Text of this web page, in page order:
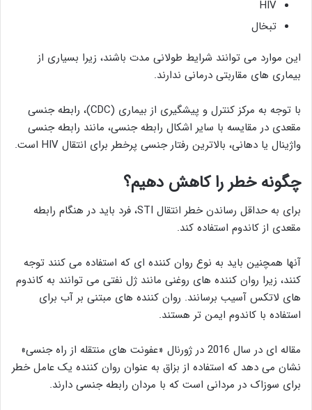
HIV
تبخال
این موارد می توانند شرایط طولانی مدت باشند، زیرا بسیاری از
بیماری های مقاربتی درمانی ندارند.
با توجه به مرکز کنترل و پیشگیری از بیماری (CDC)، رابطه جنسی
مقعدی در مقایسه با سایر اشکال رابطه جنسی، مانند رابطه جنسی
واژینال یا دهانی، بالاترین رفتار جنسی پرخطر برای انتقال HIV است.
چگونه خطر را کاهش دهیم؟
برای به حداقل رساندن خطر انتقال STI، فرد باید در هنگام رابطه
مقعدی از کاندوم استفاده کند.
آنها همچنین باید به نوع روان کننده ای که استفاده می کنند توجه
کنند، زیرا روان کننده های روغنی مانند ژل نفتی می توانند به کاندوم
های لاتکس آسیب برسانند. روان کننده های مبتنی بر آب برای
استفاده با کاندوم ایمن تر هستند.
مقاله ای در سال 2016 در ژورنال «عفونت های منتقله از راه جنسی»
نشان می دهد که استفاده از بزاق به عنوان روان کننده یک عامل خطر
برای سوزاک در مردانی است که با مردان رابطه جنسی دارند.